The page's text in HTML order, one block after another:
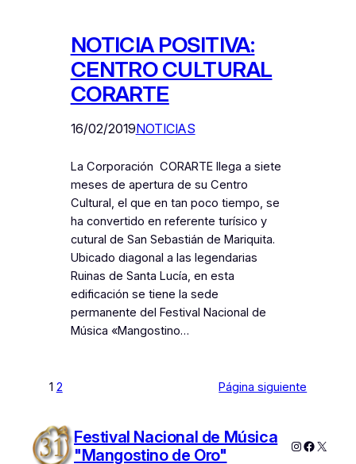
NOTICIA POSITIVA:
CENTRO CULTURAL
CORARTE
16/02/2019NOTICIAS
La Corporación CORARTE llega a siete
meses de apertura de su Centro
Cultural, el que en tan poco tiempo, se
ha convertido en referente turísico y
cutural de San Sebastián de Mariquita.
Ubicado diagonal a las legendarias
Ruinas de Santa Lucía, en esta
edificación se tiene la sede
permanente del Festival Nacional de
Música «Mangostino…
1 2 Página siguiente
Festival Nacional de Música
"Mangostino de Oro"
Instagram
X